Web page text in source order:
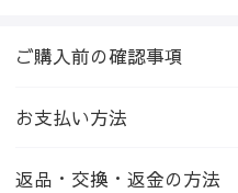
ご購入前の確認事項
お支払い方法
返品・交換・返金の方法